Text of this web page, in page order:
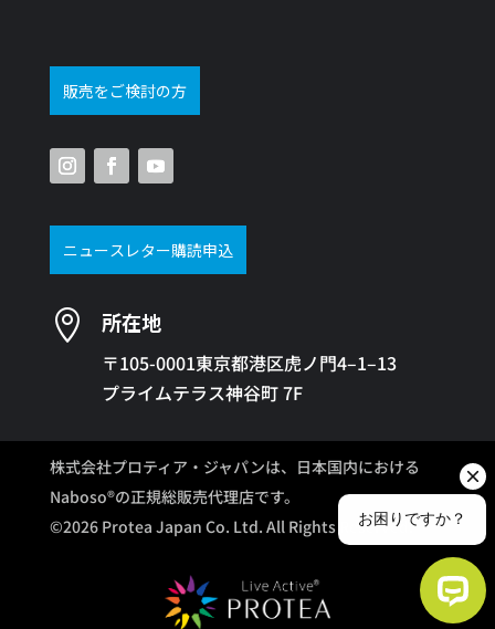
販売をご検討の方
ニュースレター購読申込
 所在地
〒105-0001東京都港区虎ノ門4–1–13
プライムテラス神谷町 7F
株式会社プロティア・ジャパンは、日本国内における
Naboso®の正規総販売代理店です。
©2026 Protea Japan Co. Ltd. All Rights Reserved.